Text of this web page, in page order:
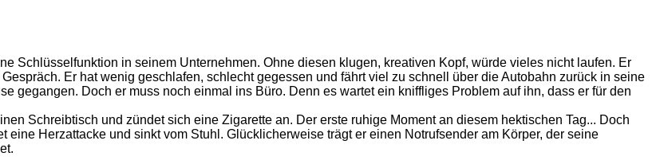
Schlüsselfunktion in seinem Unternehmen. Ohne diesen klugen, kreativen Kopf, würde vieles nicht laufen. Er
Er hat wenig geschlafen, schlecht gegessen und fährt viel zu schnell über die Autobahn zurück in seine
gegangen. Doch er muss noch einmal ins Büro. Denn es wartet ein kniffliges Problem auf ihn, dass er für den
Schreibtisch und zündet sich eine Zigarette an. Der erste ruhige Moment an diesem hektischen Tag... Doch
Herzattacke und sinkt vom Stuhl. Glücklicherweise trägt er einen Notrufsender am Körper, der seine